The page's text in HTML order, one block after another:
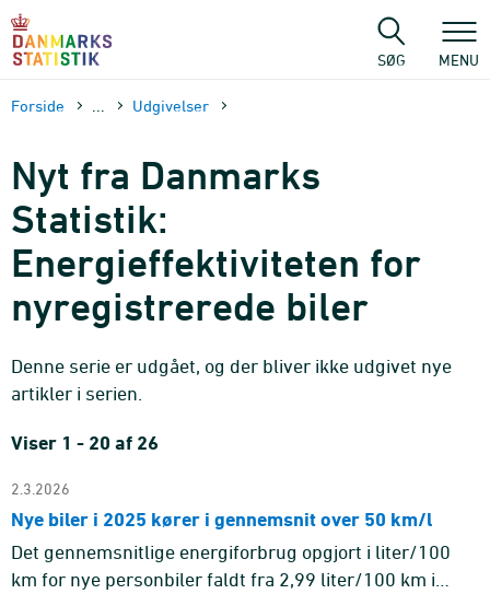
sidens
SØG MENU
Forside Udgivelser
Nyt fra Danmarks
Statistik:
Energieffektiviteten for
nyregistrerede biler
Denne serie er udgået, og der bliver ikke udgivet nye
artikler i serien.
Viser 1 - 20 af 26
2.3.2026
Nye biler i 2025 kører i gennemsnit over 50 km/l
Det gennemsnitlige energiforbrug opgjort i liter/100
km for nye personbiler faldt fra 2,99 liter/100 km i